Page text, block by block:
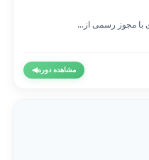
مجوز رسمی از...
مشاهده دوره◀